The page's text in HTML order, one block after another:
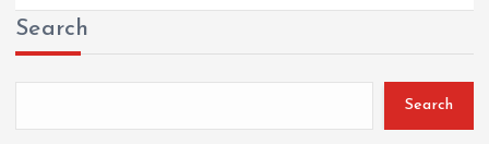
Search
Search